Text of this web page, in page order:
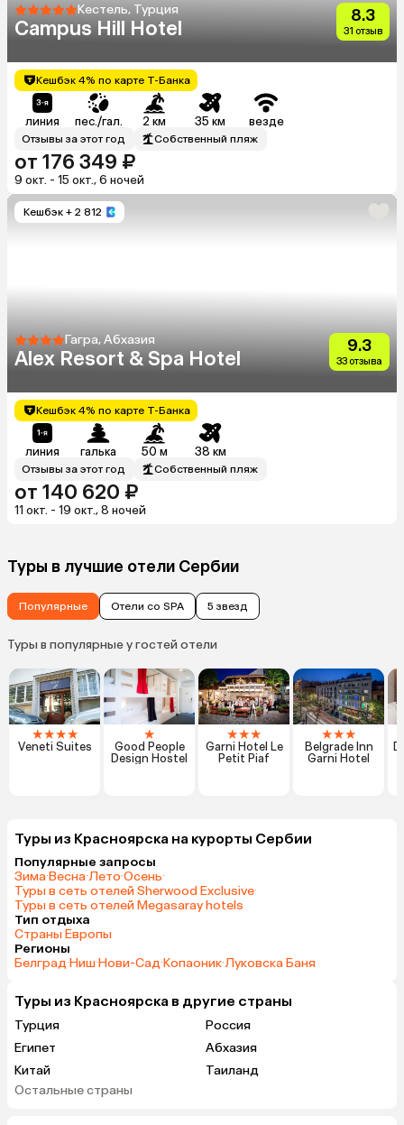
Кестель, Турция
Campus Hill Hotel
8.3
31 отзыв
Кешбэк 4% по карте Т-Банка
линия пес./гал. 2 км 35 км везде
Отзывы за этот год Собственный пляж
от 176 349 ₽
9 окт. - 15 окт., 6 ночей
Кешбэк + 2 812
Гагра, Абхазия
Alex Resort & Spa Hotel
9.3
33 отзыва
Кешбэк 4% по карте Т-Банка
линия галька 50 м 38 км
Отзывы за этот год Собственный пляж
от 140 620 ₽
11 окт. - 19 окт., 8 ночей
Туры в лучшие отели Сербии
Популярные Отели со SPA 5 звезд
Туры в популярные у гостей отели
★★★★
Veneti Suites
★
Good People
Design Hostel
★★★
Garni Hotel Le
Petit Piaf
★★★
Belgrade Inn
Garni Hotel
Туры из Красноярска на курорты Сербии
Популярные запросы
Зима·Весна·Лето·Осень·
Туры в сеть отелей Sherwood Exclusive·
Туры в сеть отелей Megasaray hotels
Тип отдыха
Страны Европы
Регионы
Белград·Ниш·Нови-Сад·Копаоник·Луковска Баня
Туры из Красноярска в другие страны
Турция
Россия
Египет
Абхазия
Китай
Таиланд
Вьетнам
Остальные страны